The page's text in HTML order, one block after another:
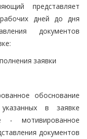
представляет
дней до дня
документов
заявки
обоснование
в заявке
- мотивированное
документов